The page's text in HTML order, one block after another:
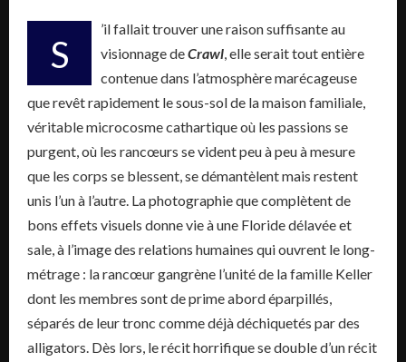
S
’il fallait trouver une raison suffisante au
visionnage deCrawl, elle serait tout entière
contenue dans l’atmosphère marécageuse
que revêt rapidement le sous-sol de la maison familiale,
véritable microcosme cathartique où les passions se
purgent, où les rancœurs se vident peu à peu à mesure
que les corps se blessent, se démantèlent mais restent
unis l’un à l’autre. La photographie que complètent de
bons effets visuels donne vie à une Floride délavée et
sale, à l’image des relations humaines qui ouvrent le long-
métrage : la rancœur gangrène l’unité de la famille Keller
dont les membres sont de prime abord éparpillés,
séparés de leur tronc comme déjà déchiquetés par des
alligators. Dès lors, le récit horrifique se double d’un récit